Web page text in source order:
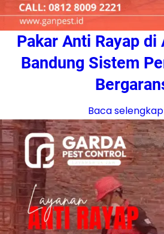
Pakar Anti Rayap di
Bandung Sistem
Baca